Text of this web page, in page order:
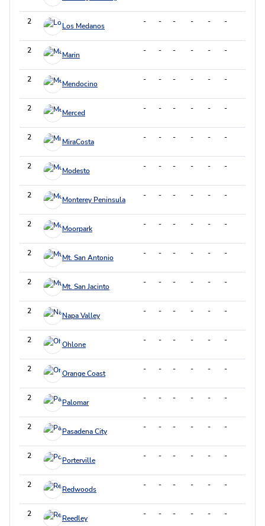
2 Los Medanos - - - - - -
2 Marin - - - - - -
2 Mendocino - - - - - -
2 Merced - - - - - -
2 MiraCosta - - - - - -
2 Modesto - - - - - -
2 Monterey Peninsula - - - - - -
2 Moorpark - - - - - -
2 Mt. San Antonio - - - - - -
2 Mt. San Jacinto - - - - - -
2 Napa Valley - - - - - -
2 Ohlone - - - - - -
2 Orange Coast - - - - - -
2 Palomar - - - - - -
2 Pasadena City - - - - - -
2 Porterville - - - - - -
2 Redwoods - - - - - -
2 Reedley - - - - - -